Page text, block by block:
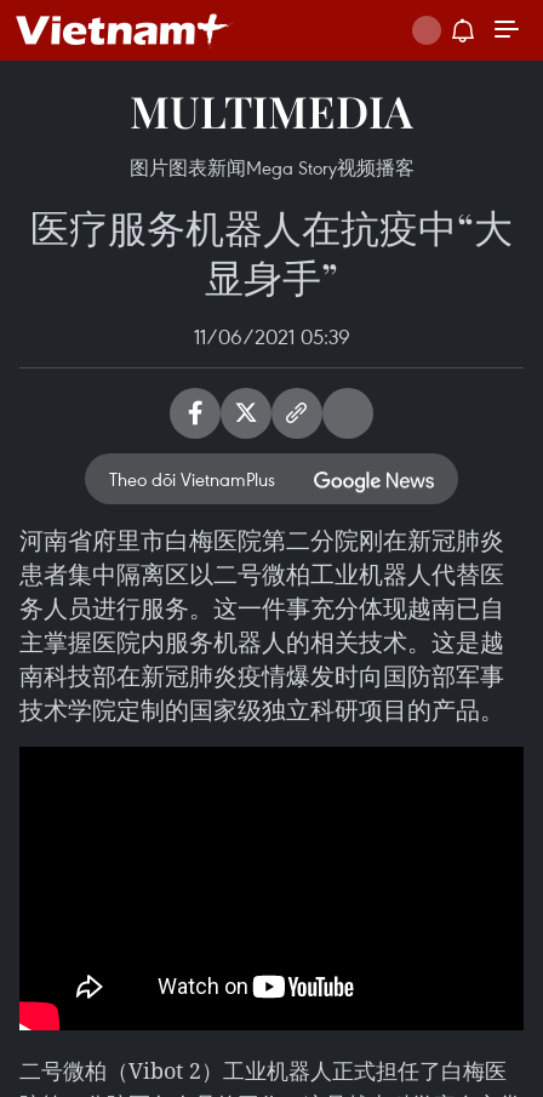
MULTIMEDIA
图片图表新闻Mega Story视频播客
医疗服务机器人在抗疫中“大
显身手”
11/06/2021 05:39
Theo dõi VietnamPlus
河南省府里市白梅医院第二分院刚在新冠肺炎
患者集中隔离区以二号微柏工业机器人代替医
务人员进行服务。这一件事充分体现越南已自
主掌握医院内服务机器人的相关技术。这是越
南科技部在新冠肺炎疫情爆发时向国防部军事
技术学院定制的国家级独立科研项目的产品。
二号微柏（Vibot 2）工业机器人正式担任了白梅医